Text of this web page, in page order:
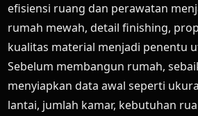
efisiensi ruang dan perawatan
rumah mewah, detail finishing,
kualitas material menjadi penentu
Sebelum membangun rumah,
menyiapkan data awal seperti
lantai, jumlah kamar, kebutuhan